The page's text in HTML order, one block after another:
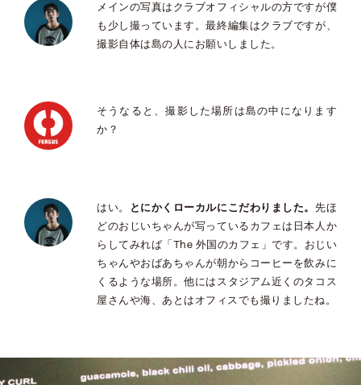
メインの写真はクラブオフィシャルの方ですが僕
も少し撮っています。最終編集はクラブですが、
撮影自体は島の人にお願いしました。
そうなると、撮影した場所は島の中になります
か？
はい。 とにかくローカルにこだわりました。 先ほ
どのおじいちゃんが写っているカフェは日本人か
らしてみれば「The 外国のカフェ」です。おじい
ちゃんやおばあちゃんが朝からコーヒーを飲みに
くるような場所。他にはスタジアム近くのタコス
屋さんや海、あとはオフィスでも撮りましたね。